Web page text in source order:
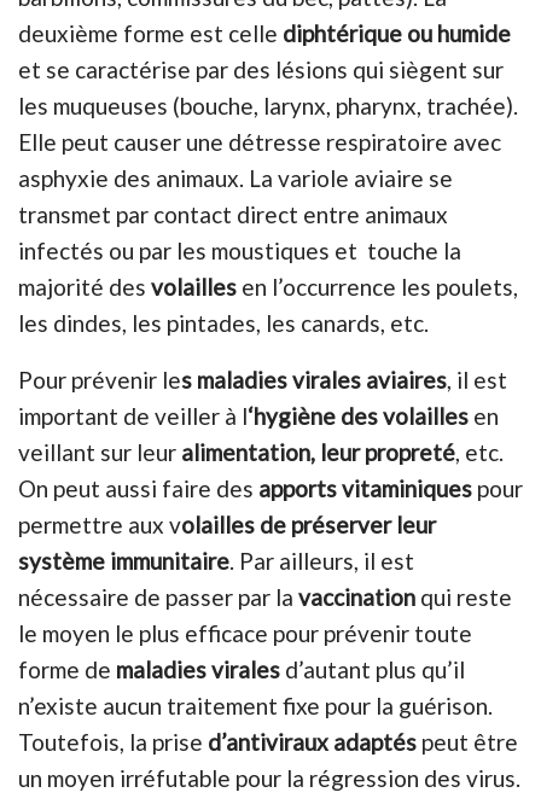
deuxième forme est celle diphtérique ou humide
et se caractérise par des lésions qui siègent sur
les muqueuses (bouche, larynx, pharynx, trachée).
Elle peut causer une détresse respiratoire avec
asphyxie des animaux. La variole aviaire se
transmet par contact direct entre animaux
infectés ou par les moustiques et touche la
majorité des volailles en l’occurrence les poulets,
les dindes, les pintades, les canards, etc.
Pour prévenir les maladies virales aviaires, il est
important de veiller à l‘hygiène des volailles en
veillant sur leur alimentation, leur propreté, etc.
On peut aussi faire des apports vitaminiques pour
permettre aux volailles de préserver leur
système immunitaire. Par ailleurs, il est
nécessaire de passer par la vaccination qui reste
le moyen le plus efficace pour prévenir toute
forme de maladies virales d’autant plus qu’il
n’existe aucun traitement fixe pour la guérison.
Toutefois, la prise d’antiviraux adaptés peut être
un moyen irréfutable pour la régression des virus.